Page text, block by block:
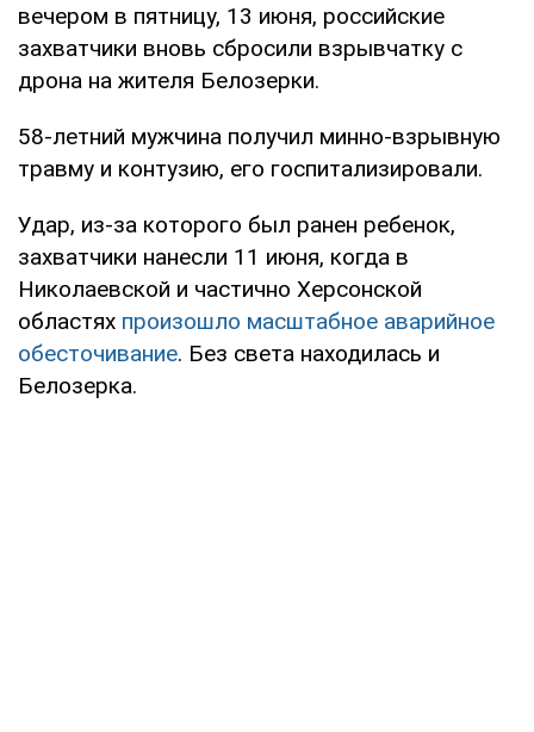
вечером в пятницу, 13 июня, российские
захватчики вновь сбросили взрывчатку с
дрона на жителя Белозерки.
58-летний мужчина получил минно-взрывную
травму и контузию, его госпитализировали.
Удар, из-за которого был ранен ребенок,
захватчики нанесли 11 июня, когда в
Николаевской и частично Херсонской
областях произошло масштабное аварийное
обесточивание. Без света находилась и
Белозерка.